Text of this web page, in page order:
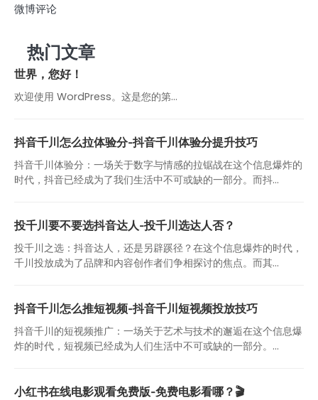
微博评论
热门文章
世界，您好！
欢迎使用 WordPress。这是您的第…
抖音千川怎么拉体验分-抖音千川体验分提升技巧
抖音千川体验分：一场关于数字与情感的拉锯战在这个信息爆炸的
时代，抖音已经成为了我们生活中不可或缺的一部分。而抖...
投千川要不要选抖音达人-投千川选达人否？
投千川之选：抖音达人，还是另辟蹊径？在这个信息爆炸的时代，
千川投放成为了品牌和内容创作者们争相探讨的焦点。而其...
抖音千川怎么推短视频-抖音千川短视频投放技巧
抖音千川的短视频推广：一场关于艺术与技术的邂逅在这个信息爆
炸的时代，短视频已经成为人们生活中不可或缺的一部分。...
小红书在线电影观看免费版-免费电影看哪？🎬